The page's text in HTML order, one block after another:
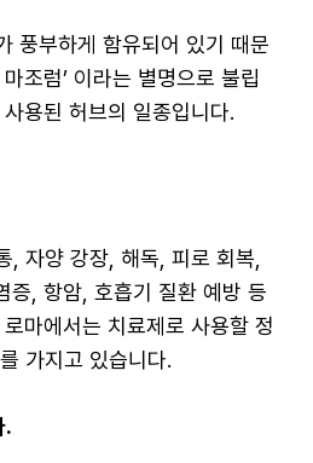
풍부하게 함유되어 있기 때문
조럼’ 이라는 별명으로 불립
용된 허브의 일종입니다.
, 자양 강장, 해독, 피로 회복,
증, 항암, 호흡기 질환 예방 등
마에서는 치료제로 사용할 정
가지고 있습니다.
.